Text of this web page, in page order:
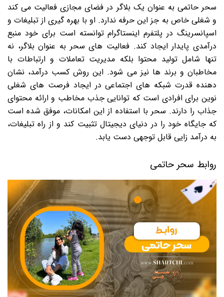
سحر حاتمی به عنوان یک بلاگر در فضای مجازی فعالیت می کند
و شغلی خاص به جز این حرفه ندارد. او با بهره گیری از تبلیغات و
اسپانسرینگ در پلتفرم اینستاگرام توانسته است برای خود منبع
درآمدی پایدار ایجاد کند. فعالیت های سحر به عنوان بلاگر، نه
تنها شامل تولید محتوا بلکه مدیریت تعاملات و ارتباطات با
مخاطبان و برند ها نیز می شود. این روش کسب درآمد، نشان
دهنده قدرت شبکه های اجتماعی در ایجاد فرصت های شغلی
نوین برای افرادی است که توانایی جذب مخاطب و ارائه محتوای
جذاب را دارند. سحر با استفاده از این امکانات، موفق شده است
که جایگاه خود را در دنیای دیجیتال تثبیت کند و از راه تبلیغات،
به درآمد زایی قابل توجهی دست یابد.
روابط سحر حاتمی